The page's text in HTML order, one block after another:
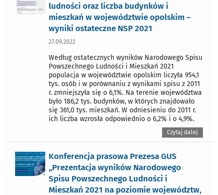
ludności oraz liczba budynków i
mieszkań w województwie opolskim –
wyniki ostateczne NSP 2021
27.09.2022
Według ostatecznych wyników Narodowego Spisu
Powszechnego Ludności i Mieszkań 2021
populacja w województwie opolskim liczyła 954,1
tys. osób i w porównaniu z wynikami spisu z 2011
r. zmniejszyła się o 6,1%. Na terenie województwa
było 186,2 tys. budynków, w których znajdowało
się 361,0 tys. mieszkań. W odniesieniu do 2011 r.
ich liczba wzrosła odpowiednio o 6,2% i o 4,9%.
Czytaj dalej
Konferencja prasowa Prezesa GUS
„Prezentacja wyników Narodowego
Spisu Powszechnego Ludności i
Mieszkań 2021 na poziomie województw,